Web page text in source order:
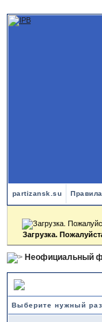
partizansk.su
Загрузка.
Форум в сети7293-й день.
Неофициальный
Выберите нужный